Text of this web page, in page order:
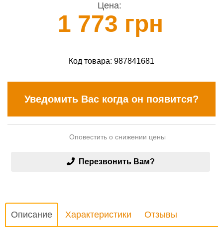
Цена:
1 773 грн
Код товара: 987841681
Уведомить Вас когда он появится?
Оповестить о снижении цены
Перезвонить Вам?
Описание Характеристики Отзывы